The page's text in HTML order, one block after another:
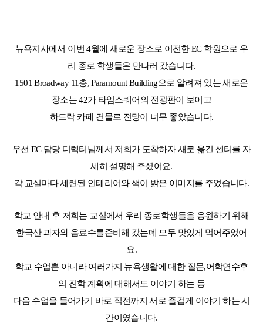
뉴욕지사에서 이번4월에 새로운 장소로 이전한EC 학원으로 우
리 종로 학생들은 만나러 갔습니다.
1501 Broadway 11층,Paramount Building으로 알려져 있는새로운
장소는42가 타임스퀘어의 전광판이 보이고
하드락 카페 건물로 전망이 너무 좋았습니다.
우선 EC 담당 디렉터님께서 저희가 도착하자 새로 옮긴 센터를 자
세히 설명해 주셨어요.
각 교실마다 세련된 인테리어와 색이 밝은 이미지를 주었습니다.
학교 안내 후 저희는 교실에서 우리 종로학생들을 응원하기 위해
한국산 과자와 음료수를준비해 갔는데 모두 맛있게 먹어주었어
요.
학교 수업뿐 아니라 여러가지 뉴욕생활에 대한 질문,어학연수후
의 진학 계획에 대해서도 이야기 하는 등
다음 수업을 들어가기 바로 직전까지 서로 즐겁게 이야기 하는 시
간이였습니다.